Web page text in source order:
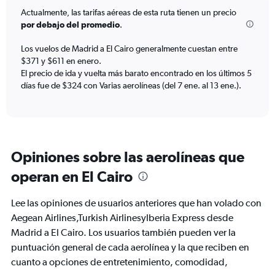
6
categories.
The
has
1
Y
axis
0
24.
Actualmente, las tarifas aéreas de esta ruta tienen un precio
por debajo del promedio.
Los vuelos de Madrid a El Cairo generalmente cuestan entre
$371 y $611 en enero.
El precio de ida y vuelta más barato encontrado en los últimos 5
días fue de $324 con Varias aerolíneas (del 7 ene. al 13 ene.).
Opiniones sobre las aerolíneas que
operan en El Cairo
Lee las opiniones de usuarios anteriores que han volado con
Aegean Airlines,Turkish AirlinesyIberia Express desde
Madrid a El Cairo. Los usuarios también pueden ver la
puntuación general de cada aerolínea y la que reciben en
cuanto a opciones de entretenimiento, comodidad,